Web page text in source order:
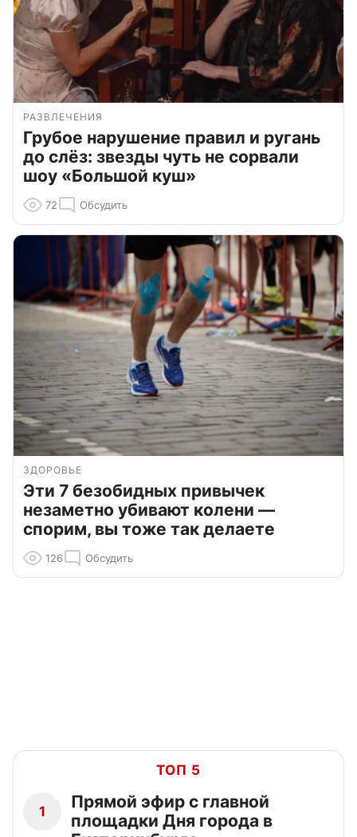
РАЗВЛЕЧЕНИЯ
Грубое нарушение правил и ругань
до слёз: звезды чуть не сорвали
шоу «Большой куш»
72 Обсудить
ЗДОРОВЬЕ
Эти 7 безобидных привычек
незаметно убивают колени —
спорим, вы тоже так делаете
126 Обсудить
ТОП 5
1
Прямой эфир с главной
площадки Дня города в